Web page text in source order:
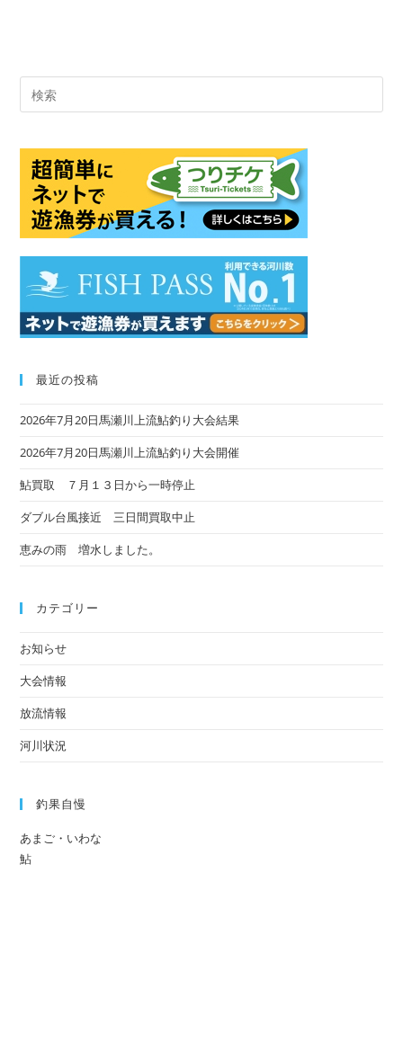
最近の投稿
2026年7月20日馬瀬川上流鮎釣り大会結果
2026年7月20日馬瀬川上流鮎釣り大会開催
鮎買取 ７月１３日から一時停止
ダブル台風接近 三日間買取中止
恵みの雨 増水しました。
カテゴリー
お知らせ
大会情報
放流情報
河川状況
釣果自慢
あまご・いわな
鮎